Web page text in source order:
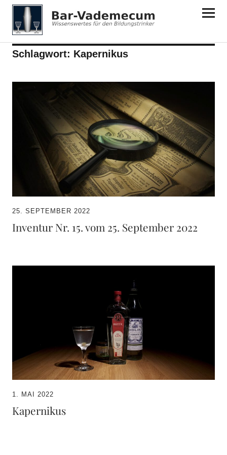
Bar-Vademecum
Schlagwort: Kapernikus
25. SEPTEMBER 2022
Inventur Nr. 15. vom 25. September 2022
1. MAI 2022
Kapernikus